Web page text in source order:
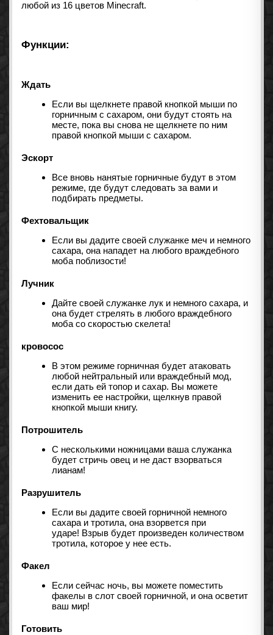
любой из 16 цветов Minecraft.
Функции:
Ждать
Если вы щелкнете правой кнопкой мыши по
горничным с сахаром, они будут стоять на
месте, пока вы снова не щелкнете по ним
правой кнопкой мыши с сахаром.
Эскорт
Все вновь нанятые горничные будут в этом
режиме, где будут следовать за вами и
подбирать предметы.
Фехтовальщик
Если вы дадите своей служанке меч и немного
сахара, она нападет на любого враждебного
моба поблизости!
Лучник
Дайте своей служанке лук и немного сахара, и
она будет стрелять в любого враждебного
моба со скоростью скелета!
кровосос
В этом режиме горничная будет атаковать
любой нейтральный или враждебный мод,
если дать ей топор и сахар. Вы можете
изменить ее настройки, щелкнув правой
кнопкой мыши книгу.
Потрошитель
С несколькими ножницами ваша служанка
будет стричь овец и не даст взорваться
лианам!
Разрушитель
Если вы дадите своей горничной немного
сахара и тротила, она взорвется при
ударе! Взрыв будет произведен количеством
тротила, которое у нее есть.
Факел
Если сейчас ночь, вы можете поместить
факелы в слот своей горничной, и она осветит
ваш мир!
Готовить